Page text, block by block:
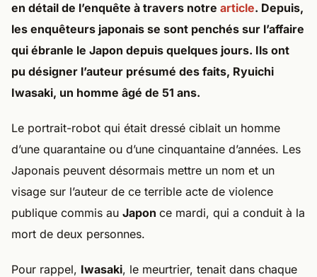
en détail de l’enquête à travers notre article. Depuis,
les enquêteurs japonais se sont penchés sur l’affaire
qui ébranle le Japon depuis quelques jours. Ils ont
pu désigner l’auteur présumé des faits, Ryuichi
Iwasaki, un homme âgé de 51 ans.
Le portrait-robot qui était dressé ciblait un homme
d’une quarantaine ou d’une cinquantaine d’années. Les
Japonais peuvent désormais mettre un nom et un
visage sur l’auteur de ce terrible acte de violence
publique commis au Japon ce mardi, qui a conduit à la
mort de deux personnes.
Pour rappel, Iwasaki, le meurtrier, tenait dans chaque